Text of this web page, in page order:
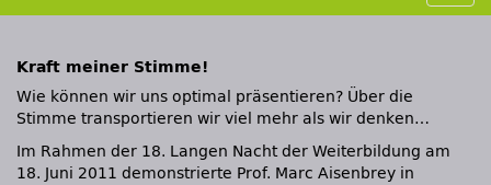
Kraft meiner Stimme!
Wie können wir uns optimal präsentieren? Über die
Stimme transportieren wir viel mehr als wir denken…
Im Rahmen der 18. Langen Nacht der Weiterbildung am
18. Juni 2011 demonstrierte Prof. Marc Aisenbrey in